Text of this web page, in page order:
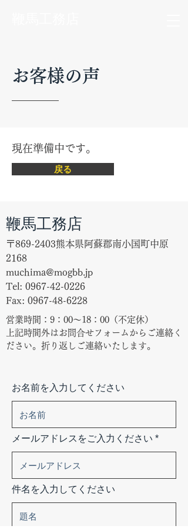
お客様の声
現在準備中です。
戻る
鞭馬工務店
〒869-2403熊本県阿蘇郡南小国町中原
2168
muchima@mogbb.jp
Tel: 0967-42-0226
Fax: 0967-48-6228
営業時間：9：00〜18：00（不定休）
​上記時間外はお問合せフォームからご連絡く
ださい。折り返しご連絡いたします。
お名前を入力してください
メールアドレスをご入力ください
件名を入力してください